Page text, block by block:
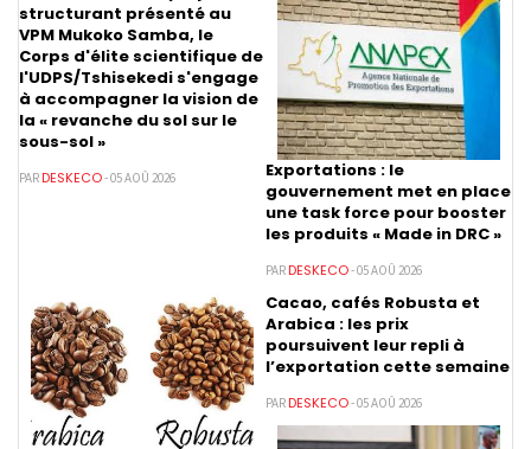
structurant présenté au
VPM Mukoko Samba, le
Corps d'élite scientifique de
l'UDPS/Tshisekedi s'engage
à accompagner la vision de
la « revanche du sol sur le
sous-sol »
PAR DESKECO- 05 AOÛ 2026
Exportations : le
gouvernement met en place
une task force pour booster
les produits « Made in DRC »
PAR DESKECO- 05 AOÛ 2026
Cacao, cafés Robusta et
Arabica : les prix
poursuivent leur repli à
l’exportation cette semaine
PAR DESKECO- 05 AOÛ 2026